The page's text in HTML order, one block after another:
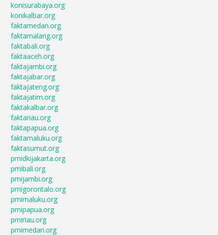
konisurabaya.org
konikalbar.org
faktamedan.org
faktamalang.org
faktabali.org
faktaaceh.org
faktajambi.org
faktajabar.org
faktajateng.org
faktajatim.org
faktakalbar.org
faktariau.org
faktapapua.org
faktamaluku.org
faktasumut.org
pmidkijakarta.org
pmibali.org
pmijambi.org
pmigorontalo.org
pmimaluku.org
pmipapua.org
pmiriau.org
pmimedan.org